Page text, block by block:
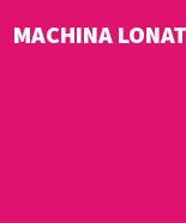
MACHINA